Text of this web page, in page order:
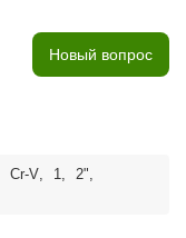
Новый вопрос
Cr-V, 1, 2",